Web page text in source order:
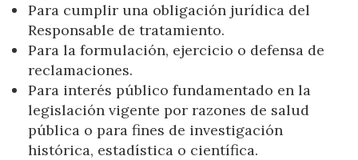
Para cumplir una obligación jurídica del
Responsable de tratamiento.
Para la formulación, ejercicio o defensa de
reclamaciones.
Para interés público fundamentado en la
legislación vigente por razones de salud
pública o para fines de investigación
histórica, estadística o científica.